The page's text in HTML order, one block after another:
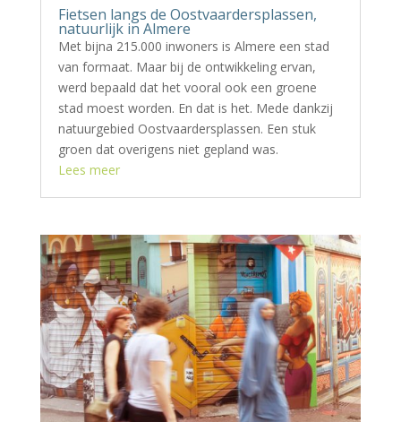
Fietsen langs de Oostvaardersplassen,
natuurlijk in Almere
Met bijna 215.000 inwoners is Almere een stad
van formaat. Maar bij de ontwikkeling ervan,
werd bepaald dat het vooral ook een groene
stad moest worden. En dat is het. Mede dankzij
natuurgebied Oostvaardersplassen. Een stuk
groen dat overigens niet gepland was.
Lees meer